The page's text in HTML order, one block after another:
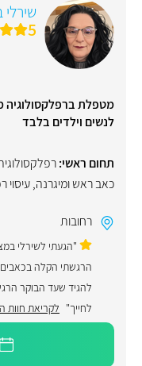
5
מטפלת ברפלקסולוגיה
לנשים וילדים בלבד
תחום ראשי:
כאב ראש ומיגרנה,עיסוי
רחובות
"הגעתי לשירלי
הרגשתי הקלה בכאבים
להגיד שעד הבוקר
לחייך" לקריאת חוות